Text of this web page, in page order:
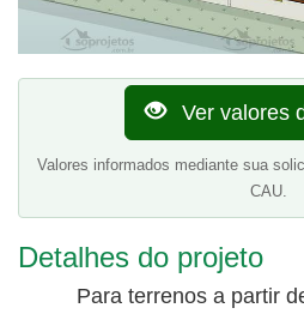
Ver valores
Valores informados mediante sua
CAU.
Detalhes do projeto
Para terrenos a partir